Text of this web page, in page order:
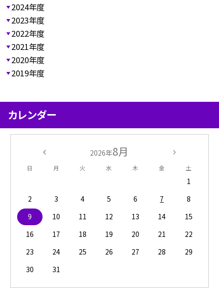
2024年度
2023年度
2022年度
2021年度
2020年度
2019年度
カレンダー
2026年8月
日 月 火 水 木 金 土
1
2
3 4 5 6 7
8
9
10 11 12 13 14
15
16
17 18 19 20 21
22
23
24 25 26 27 28
29
30
31